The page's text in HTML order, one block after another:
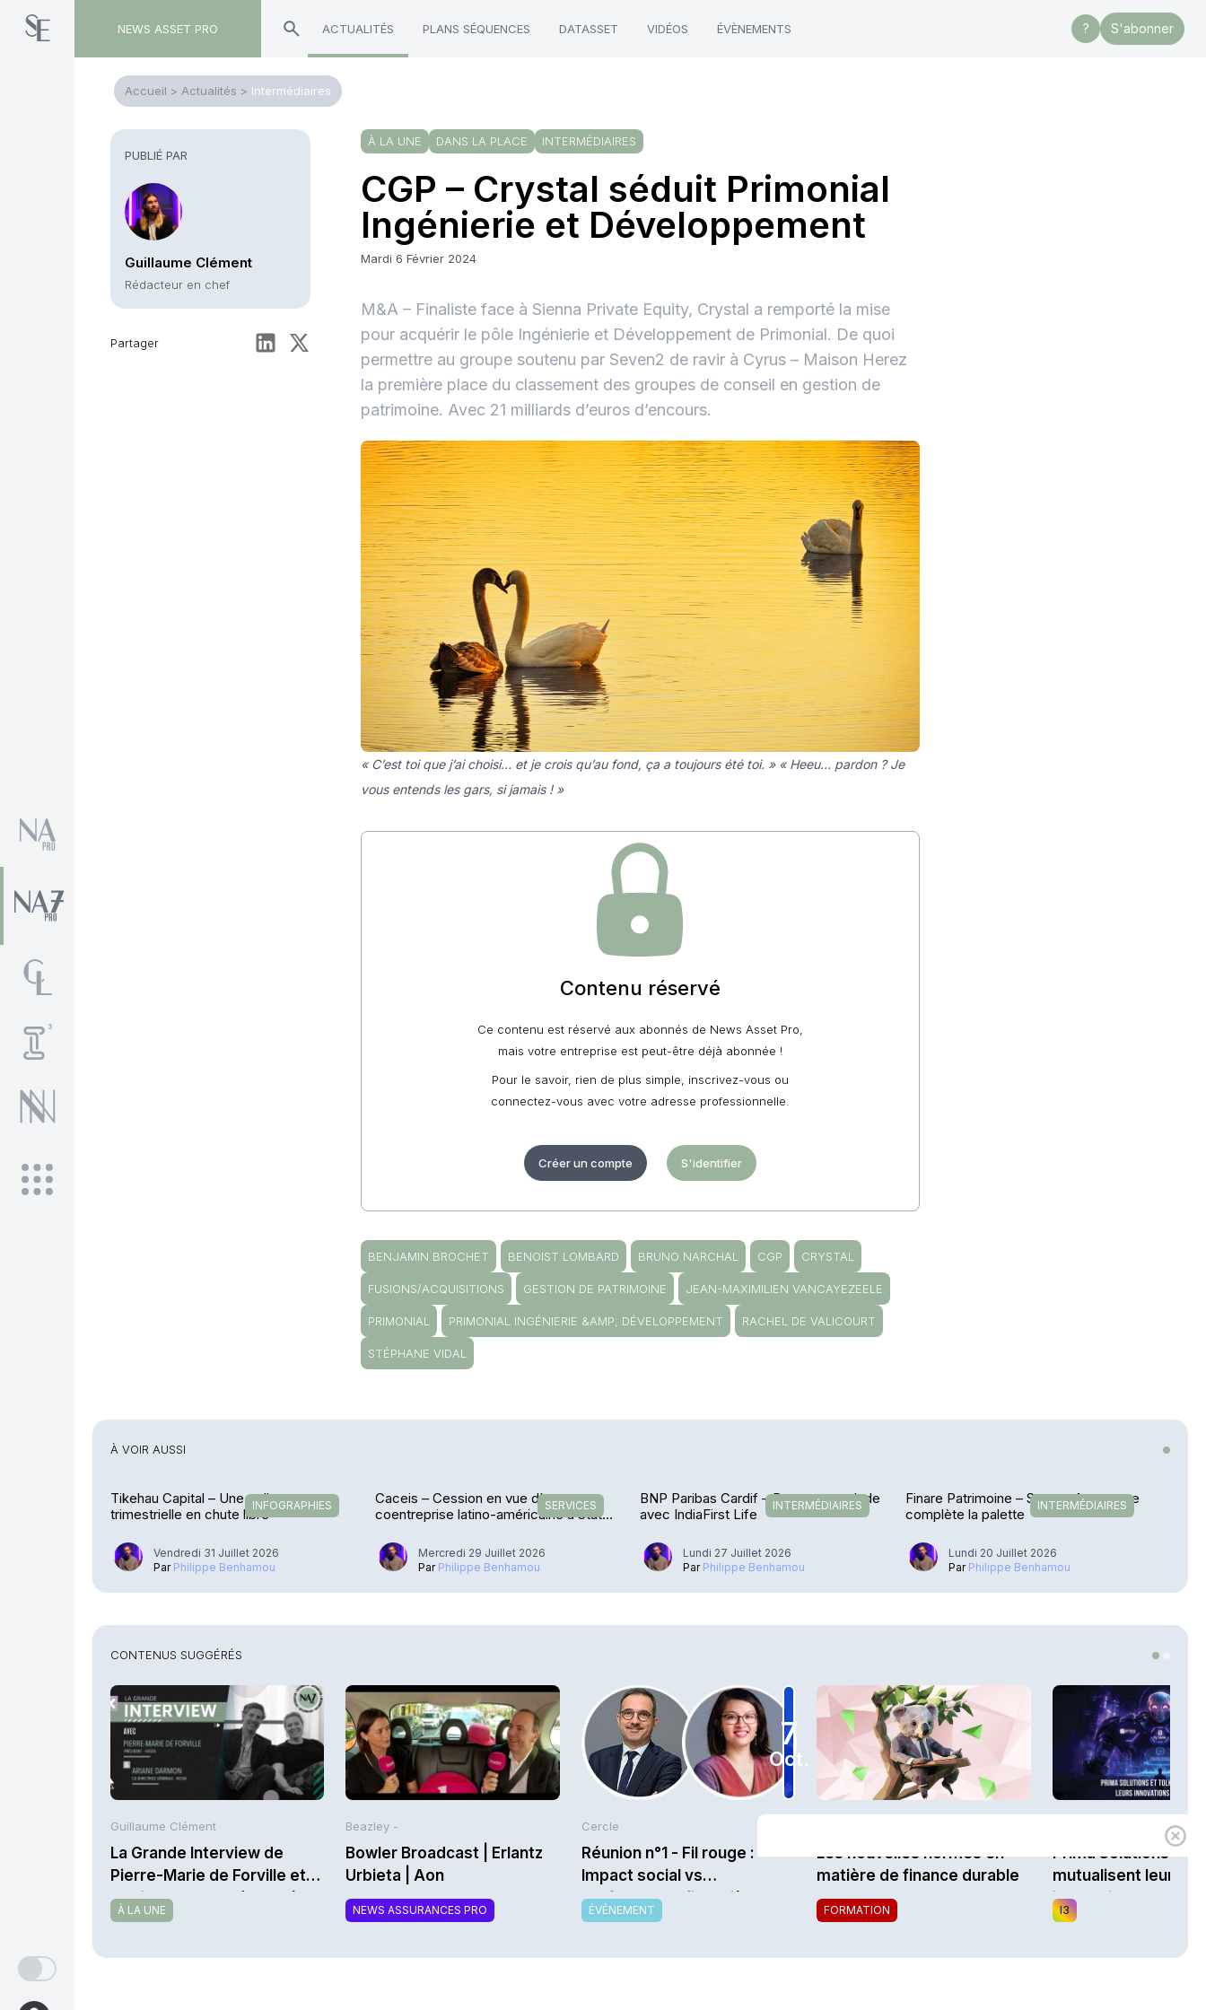
NEWS ASSET PRO ACTUALITÉS PLANS SÉQUENCES DATASSET VIDÉOS ÉVÈNEMENTS ? S'abonner
Accueil > Actualités > Intermédiaires
PUBLIÉ PAR
Guillaume Clément
Rédacteur en chef
Partager
À LA UNE DANS LA PLACE INTERMÉDIAIRES
CGP – Crystal séduit Primonial
Ingénierie et Développement
Mardi 6 Février 2024
M&A – Finaliste face à Sienna Private Equity, Crystal a remporté la mise
pour acquérir le pôle Ingénierie et Développement de Primonial. De quoi
permettre au groupe soutenu par Seven2 de ravir à Cyrus – Maison Herez
la première place du classement des groupes de conseil en gestion de
patrimoine. Avec 21 milliards d’euros d’encours.
« C’est toi que j’ai choisi… et je crois qu’au fond, ça a toujours été toi. » « Heeu… pardon ? Je
vous entends les gars, si jamais ! »
Contenu réservé
Ce contenu est réservé aux abonnés de News Asset Pro,
mais votre entreprise est peut-être déjà abonnée !
Pour le savoir, rien de plus simple, inscrivez-vous ou
connectez-vous avec votre adresse professionnelle.
Créer un compte S'identifier
BENJAMIN BROCHET BENOIST LOMBARD BRUNO NARCHAL CGP CRYSTAL
FUSIONS/ACQUISITIONS GESTION DE PATRIMOINE JEAN-MAXIMILIEN VANCAYEZEELE
PRIMONIAL PRIMONIAL INGÉNIERIE &AMP; DÉVELOPPEMENT RACHEL DE VALICOURT
STÉPHANE VIDAL
À VOIR AUSSI
INFOGRAPHIES
Tikehau Capital – Une collecte
trimestrielle en chute libre
Vendredi 31 Juillet 2026
Par Philippe Benhamou
SERVICES
Caceis – Cession en vue d’une
coentreprise latino-américaine à State
Mercredi 29 Juillet 2026
Par Philippe Benhamou
INTERMÉDIAIRES
BNP Paribas Cardif – De retour en Inde
avec IndiaFirst Life
Lundi 27 Juillet 2026
Par Philippe Benhamou
INTERMÉDIAIRES
Finare Patrimoine – Sateco Assurance
complète la palette
Lundi 20 Juillet 2026
Par Philippe Benhamou
CONTENUS SUGGÉRÉS
Guillaume Clément
La Grande Interview de
Pierre-Marie de Forville et
d’Ariane Darmon (Ivesta)
À LA UNE
Beazley -
Bowler Broadcast | Erlantz
Urbieta | Aon
NEWS ASSURANCES PRO
7
Oct.
Cercle
Réunion n°1 - Fil rouge :
Impact social vs
performance financière au
service de l’assurabilité -
ÉVÉNEMENT
Les nouvelles normes en
matière de finance durable
FORMATION
Prima Solutions et
mutualisent leurs
innovations au sein
I3